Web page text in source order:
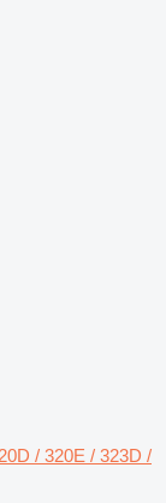
/ 320E / 323D /